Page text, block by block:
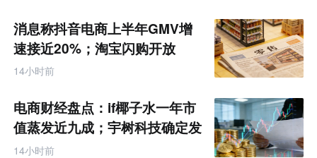
消息称抖音电商上半年GMV增
速接近20%；淘宝闪购开放
MCP能力丨零售电商周报
14小时前
电商财经盘点：if椰子水一年市
值蒸发近九成；宇树科技确定发
行价格为150.80元/股
14小时前